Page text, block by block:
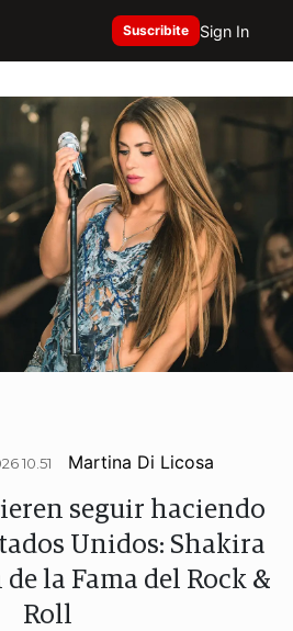
Suscribite Sign In
10.51 Martina Di Licosa
seguir haciendo
Unidos: Shakira
la Fama del Rock &
Roll